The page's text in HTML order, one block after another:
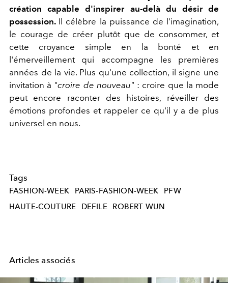
création capable d'inspirer au-delà du désir de
possession. Il célèbre la puissance de l'imagination,
le courage de créer plutôt que de consommer, et
cette croyance simple en la bonté et en
l'émerveillement qui accompagne les premières
années de la vie. Plus qu'une collection, il signe une
invitation à "croire de nouveau" : croire que la mode
peut encore raconter des histoires, réveiller des
émotions profondes et rappeler ce qu'il y a de plus
universel en nous.
Tags
FASHION-WEEK PARIS-FASHION-WEEK
PFW
HAUTE-COUTURE
DEFILE ROBERT WUN
Articles associés